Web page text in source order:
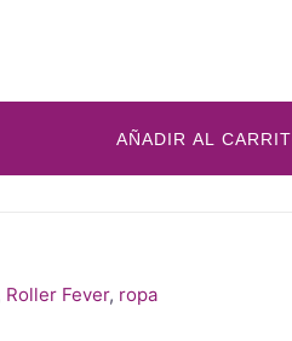
AÑADIR AL
Roller Fever, ropa